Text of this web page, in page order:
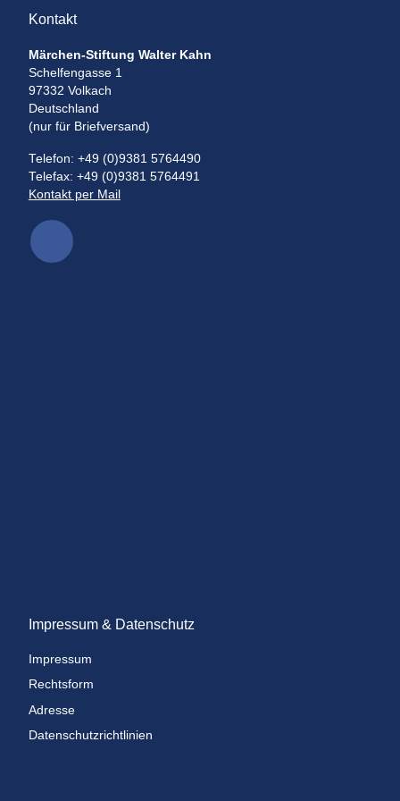
Kontakt
Märchen-Stiftung Walter Kahn
Schelfengasse 1
97332 Volkach
Deutschland
(nur für Briefversand)
Telefon: +49 (0)9381 5764490
Telefax: +49 (0)9381 5764491
Kontakt per Mail
Impressum & Datenschutz
Impressum
Rechtsform
Adresse
Datenschutzrichtlinien